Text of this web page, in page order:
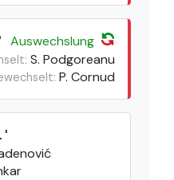
Auswechslung
S. Podgoreanu
P. Cornud